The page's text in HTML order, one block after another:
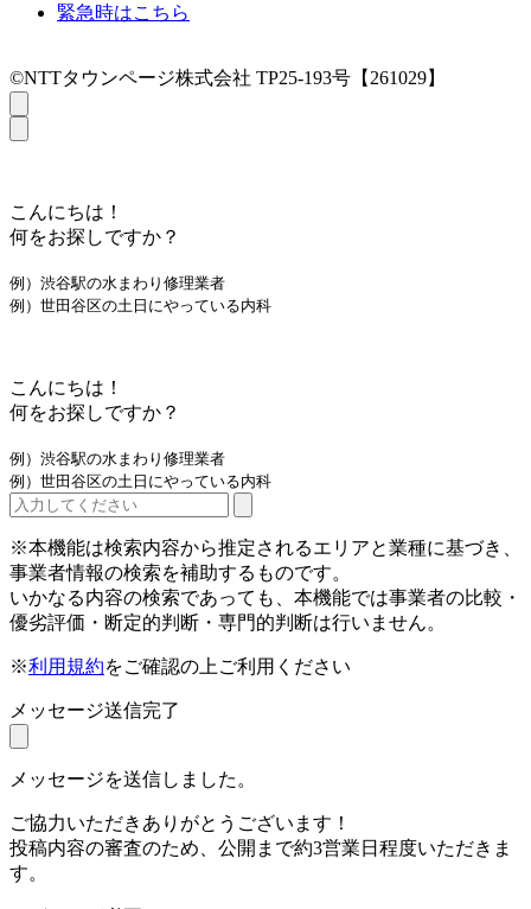
緊急時はこちら
©NTTタウンページ株式会社 TP25-193号【261029】
こんにちは！
何をお探しですか？
例）渋谷駅の水まわり修理業者
例）世田谷区の土日にやっている内科
こんにちは！
何をお探しですか？
例）渋谷駅の水まわり修理業者
例）世田谷区の土日にやっている内科
※本機能は検索内容から推定されるエリアと業種に基づき、
事業者情報の検索を補助するものです。
いかなる内容の検索であっても、本機能では事業者の比較・
優劣評価・断定的判断・専門的判断は行いません。
※利用規約をご確認の上ご利用ください
メッセージ送信完了
メッセージを送信しました。
ご協力いただきありがとうございます！
投稿内容の審査のため、公開まで約3営業日程度いただきま
す。